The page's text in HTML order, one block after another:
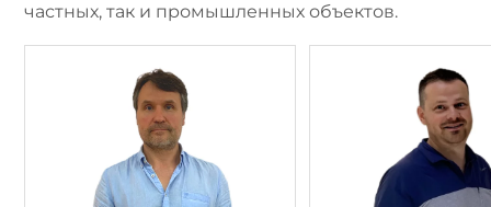
частных, так и промышленных объектов.